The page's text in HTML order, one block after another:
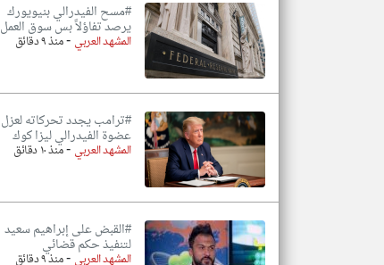
#مسح الفيدرالي بنيويورك
يرصد تفاؤلاً بس سوق العمل
المشهد العربي-منذ ٩ دقائق
#ترامب يجدد تحركاته لعزل
عضوة الفيدرالي ليزا كوك
المشهد العربي-منذ ١٠ دقائق
#القبض على إبراهيم سعيد
لتنفيذ حكم قضائي
المشهد العربي -منذ ٩ دقائق